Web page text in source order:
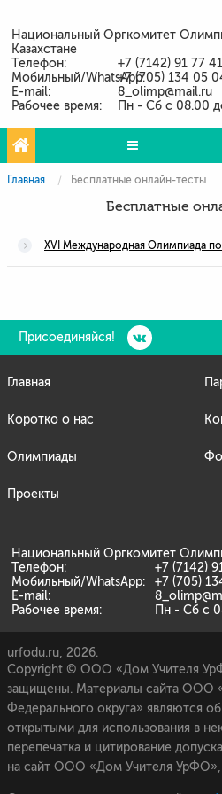
Национальный Оргкомитет
Казахстане
Телефон:
+7 (7142) 91 77 41
Мобильный/WhatsApp:+7 (705) 134 05
E-mail:
8_olimp@mail.ru
Рабочее время:
Пн - Сб с 08.00
Олимпиады
Партнёры
Фото и видео
Главная Бесплатные онлайн-тесты
Бесплатные
XVI Международная Олимпиада
Присоединяйся!
Главная
Коротко о нас
Олимпиады
Проекты
Национальный Оргкомитет
Телефон:
+7 (7142)
Мобильный/WhatsApp:
+7 (705)
E-mail:
Рабочее время:
Пн - Сб с
urfodu.ru, 2026.
Copyright © ООО «Дом Учителя
защищены. Материалы сайта ООО
Федерального округа» являются
открытыми для использования в
перепечатка и цитирование
на сайт ООО «Дом Учителя УрФО»,